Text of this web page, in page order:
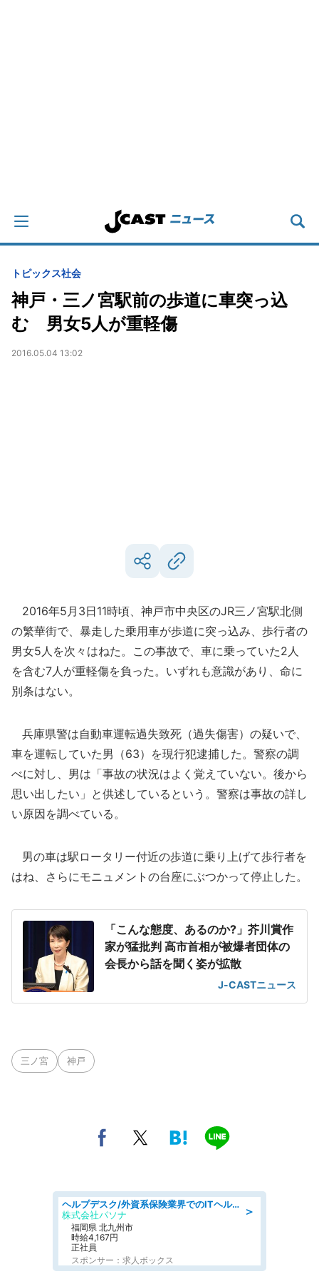
トピックス社会
神戸・三ノ宮駅前の歩道に車突っ込
む 男女5人が重軽傷
2016.05.04 13:02
2016年5月3日11時頃、神戸市中央区のJR三ノ宮駅北側
の繁華街で、暴走した乗用車が歩道に突っ込み、歩行者の
男女5人を次々はねた。この事故で、車に乗っていた2人
を含む7人が重軽傷を負った。いずれも意識があり、命に
別条はない。
兵庫県警は自動車運転過失致死（過失傷害）の疑いで、
車を運転していた男（63）を現行犯逮捕した。警察の調
べに対し、男は「事故の状況はよく覚えていない。後から
思い出したい」と供述しているという。警察は事故の詳し
い原因を調べている。
男の車は駅ロータリー付近の歩道に乗り上げて歩行者を
はね、さらにモニュメントの台座にぶつかって停止した。
「こんな態度、あるのか?」芥川賞作
家が猛批判 高市首相が被爆者団体の
会長から話を聞く姿が拡散
J-CASTニュース
三ノ宮 神戸
＞
ヘルプデスク/外資系保険業界でのITヘルプデスク業務/駅近/即日勤務可/ヘルプデスク
株式会社パソナ
福岡県 北九州市
時給4,167円
正社員
スポンサー：求人ボックス